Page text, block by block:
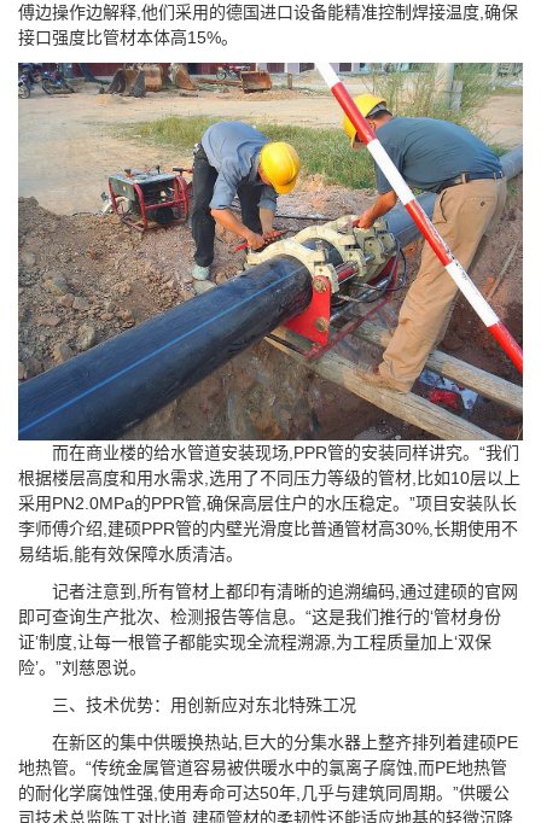
傅边操作边解释,他们采用的德国进口设备能精准控制焊接温度,确保
接口强度比管材本体高15%。
而在商业楼的给水管道安装现场,PPR管的安装同样讲究。“我们
根据楼层高度和用水需求,选用了不同压力等级的管材,比如10层以上
采用PN2.0MPa的PPR管,确保高层住户的水压稳定。”项目安装队长
李师傅介绍,建硕PPR管的内壁光滑度比普通管材高30%,长期使用不
易结垢,能有效保障水质清洁。
记者注意到,所有管材上都印有清晰的追溯编码,通过建硕的官网
即可查询生产批次、检测报告等信息。“这是我们推行的‘管材身份
证’制度,让每一根管子都能实现全流程溯源,为工程质量加上‘双保
险’。”刘慈恩说。
三、技术优势：用创新应对东北特殊工况
在新区的集中供暖换热站,巨大的分集水器上整齐排列着建硕PE
地热管。“传统金属管道容易被供暖水中的氯离子腐蚀,而PE地热管
的耐化学腐蚀性强,使用寿命可达50年,几乎与建筑同周期。”供暖公
司技术总监陈工对比道,建硕管材的柔韧性还能适应地基的轻微沉降,